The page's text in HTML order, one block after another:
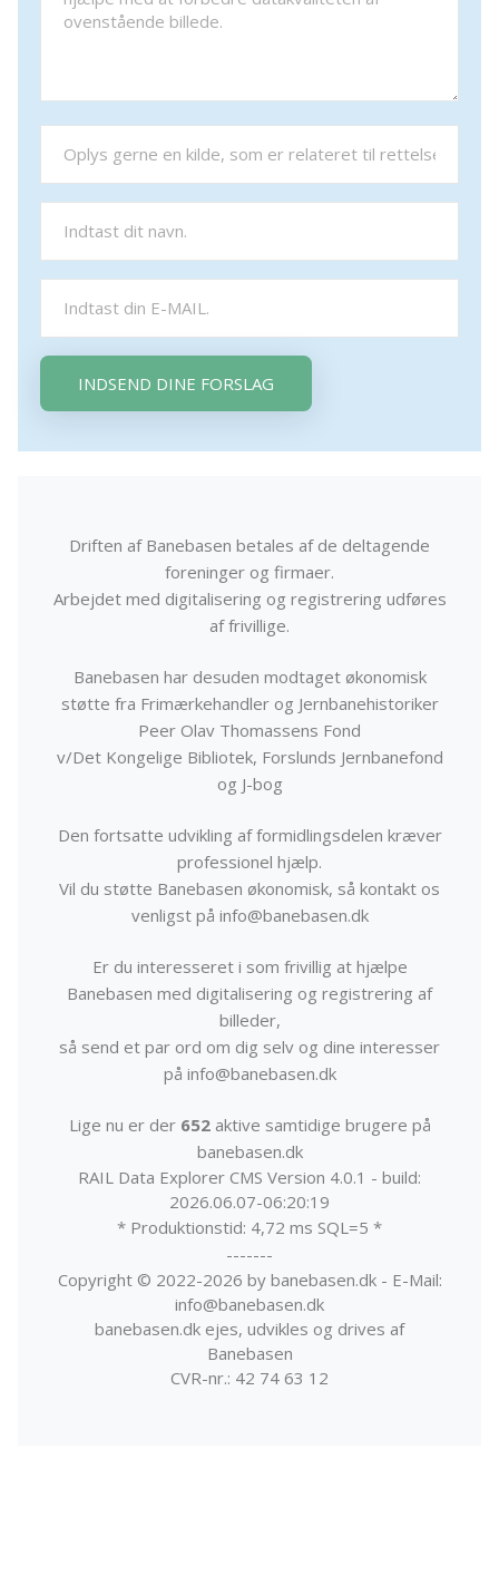
INDSEND DINE FORSLAG
Driften af Banebasen betales af de deltagende
foreninger og firmaer.
Arbejdet med digitalisering og registrering udføres
af frivillige.
Banebasen har desuden modtaget økonomisk
støtte fra Frimærkehandler og Jernbanehistoriker
Peer Olav Thomassens Fond
v/Det Kongelige Bibliotek, Forslunds Jernbanefond
og J-bog
Den fortsatte udvikling af formidlingsdelen kræver
professionel hjælp.
Vil du støtte Banebasen økonomisk, så kontakt os
venligst på info@banebasen.dk
Er du interesseret i som frivillig at hjælpe
Banebasen med digitalisering og registrering af
billeder,
så send et par ord om dig selv og dine interesser
på info@banebasen.dk
Lige nu er der 652aktive samtidige brugere på
banebasen.dk
RAIL Data Explorer CMS Version 4.0.1 - build:
2026.06.07-06:20:19
* Produktionstid: 4,72 ms SQL=5 *
-------
Copyright © 2022-2026 by banebasen.dk - E-Mail:
info@banebasen.dk
banebasen.dk ejes, udvikles og drives af
Banebasen
CVR-nr.: 42 74 63 12